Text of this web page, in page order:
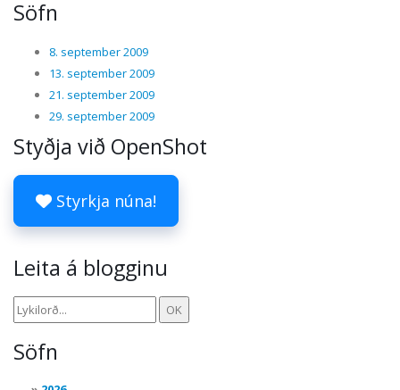
Söfn
8. september 2009
13. september 2009
21. september 2009
29. september 2009
Styðja við OpenShot
Styrkja núna!
Leita á blogginu
Söfn